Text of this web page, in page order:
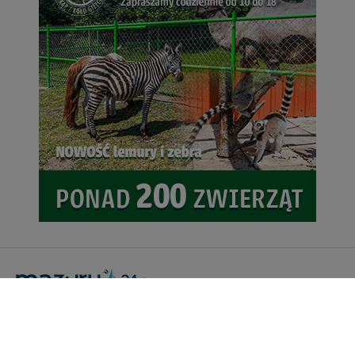
danych, zażądać ich poprawienia lub usunięcia,
zabronić ich przetwarzania. Pamiętaj jednak, że nie
zawsze jest możliwe techniczne zrealizowanie Twoich
praw w odniesieniu do informacji zawartych w plikach
cookies. Twoja przeglądarka umożliwia Ci skasowanie
tych plików - w pewnych przypadkach nie możemy tego
zrobić za Ciebie.
Dziękujemy, i życzmy miłego odkrywania Mazur na
nowo...